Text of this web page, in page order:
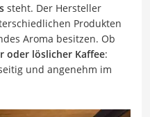
steht. Der Hersteller
Produkten
Aroma besitzen. Ob
oder löslicher Kaffee:
und angenehm im